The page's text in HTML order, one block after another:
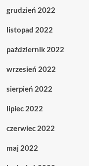
grudzień 2022
listopad 2022
październik 2022
wrzesień 2022
sierpień 2022
lipiec 2022
czerwiec 2022
maj 2022